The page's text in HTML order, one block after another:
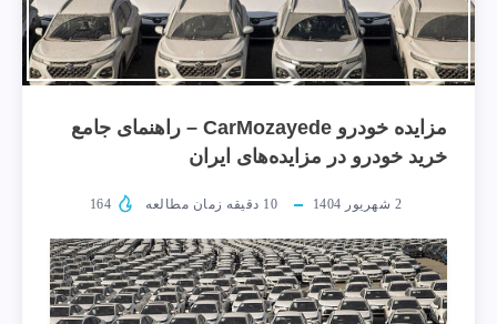
مزایده خودرو CarMozayede – راهنمای جامع
خرید خودرو در مزایده‌های ایران
2 شهریور 1404 10 دقیقه زمان مطالعه